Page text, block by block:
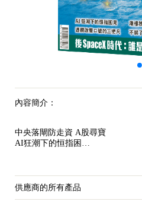
內容簡介：
中央落閘防走資 A股尋寶
AI狂潮下的恒指困…
供應商的所有產品